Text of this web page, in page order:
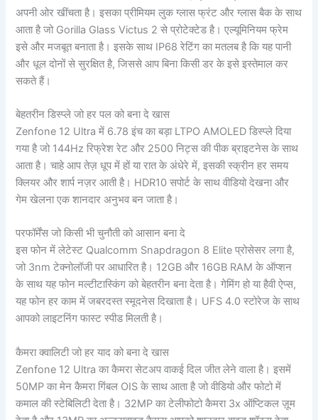
अपनी ओर खींचता है। इसका प्रीमियम लुक ग्लास फ्रंट और ग्लास बैक के साथ
आता है जो Gorilla Glass Victus 2 से प्रोटेक्टेड है। एल्यूमिनियम फ्रेम
इसे और मजबूत बनाता है। इसके साथ IP68 रेटिंग का मतलब है कि यह पानी
और धूल दोनों से सुरक्षित है, जिससे आप बिना किसी डर के इसे इस्तेमाल कर
सकते हैं।
बेहतरीन डिस्प्ले जो हर पल को बना दे खास
Zenfone 12 Ultra में 6.78 इंच का बड़ा LTPO AMOLED डिस्प्ले दिया
गया है जो 144Hz रिफ्रेश रेट और 2500 निट्स की पीक ब्राइटनेस के साथ
आता है। चाहे आप तेज़ धूप में हों या रात के अंधेरे में, इसकी स्क्रीन हर समय
क्लियर और शार्प नज़र आती है। HDR10 सपोर्ट के साथ वीडियो देखना और
गेम खेलना एक शानदार अनुभव बन जाता है।
परफॉर्मेंस जो किसी भी चुनौती को आसान बना दे
इस फोन में लेटेस्ट Qualcomm Snapdragon 8 Elite प्रोसेसर लगा है,
जो 3nm टेक्नोलॉजी पर आधारित है। 12GB और 16GB RAM के ऑप्शन
के साथ यह फोन मल्टीटास्किंग को बेहतरीन बना देता है। गेमिंग हो या हैवी ऐप्स,
यह फोन हर काम में जबरदस्त स्मूदनेस दिखाता है। UFS 4.0 स्टोरेज के साथ
आपको लाइटनिंग फास्ट स्पीड मिलती है।
कैमरा क्वालिटी जो हर याद को बना दे खास
Zenfone 12 Ultra का कैमरा सेटअप वाकई दिल जीत लेने वाला है। इसमें
50MP का मेन कैमरा गिंबल OIS के साथ आता है जो वीडियो और फोटो में
कमाल की स्टेबिलिटी देता है। 32MP का टेलीफोटो कैमरा 3x ऑप्टिकल ज़ूम